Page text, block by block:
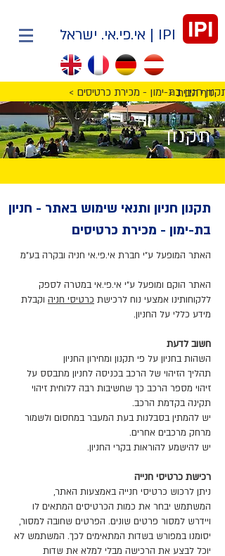
IPI IPI | אי.פי.אי. ישראל
< תקנון חניון בת-ימון - מכירת כרטיסים
< דף הבית
תקנון
תקנון חניון ותנאי שימוש באתר - חניון
בת-ימון - מכירת כרטיסים
האתר המופעל ע"י חברת אי.פי.אי חניה ובקרה בע"מ
האתר הוקם ומופעל ע"י אי.פי.אי במטרה לספק
ללקוחותינו אמצעי נוח לרכישת כרטיסי חניה וקבלת
מידע כללי על החניון.​
חשוב לדעת
השהות בחניון על פי תקנון ומחירון החניון
תהליך הזיהוי של הרכב בכניסה לחניון מתבסס על
זיהוי מספר הרכב כך שחשיבות רבה ללוחית זיהוי
תקינה בקדמת הרכב.
​יש להמתין בסבלנות בעת המעבר במחסום ולשמור
מרחק מרכבים אחרים.
יש להישמע להוראות בקרי החניון.
רכישת כרטיסי חנייה
ניתן לרכוש כרטיסי חנייה באמצעות האתר,
המשתמש יבחר את כמות הכרטיסים המתאים לו
ויידרש למסור פרטים שונים. הפרטים שחובה למסור,
יסומנו במפורש בשדות המתאימים לכך. המשתמש לא
יוכל לבצע את הרכישה מבלי למלא את שדות